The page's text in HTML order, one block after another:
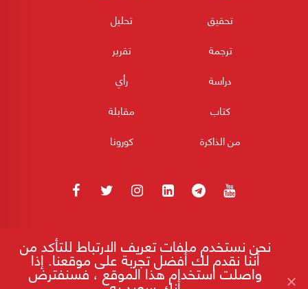
تحقيق
تحليل
ترجمة
تقرير
دراسة
رأي
كتاب
مقابلة
من الذاكرة
كورونا
نحن نستخدم ملفات تعريف الارتباط للتأكد من
أننا نقدم لك أفضل تجربة على موقعنا. إذا
واصلت استخدام هذا الموقع ، فسنفترض